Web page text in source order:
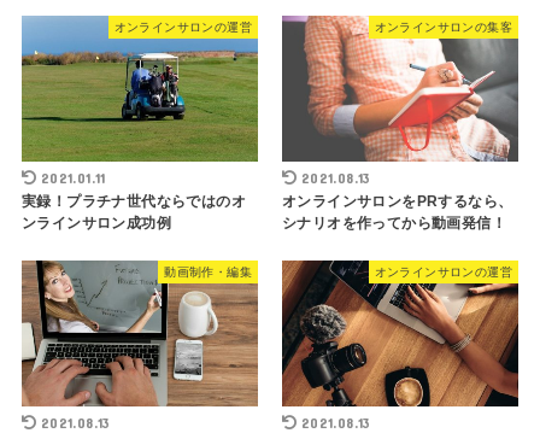
オンラインサロンの運営
2021.01.11
実録！プラチナ世代ならではのオ
ンラインサロン成功例
オンラインサロンの集客
2021.08.13
オンラインサロンをPRするなら、
シナリオを作ってから動画発信！
動画制作・編集
2021.08.13
オンラインサロンの運営
2021.08.13